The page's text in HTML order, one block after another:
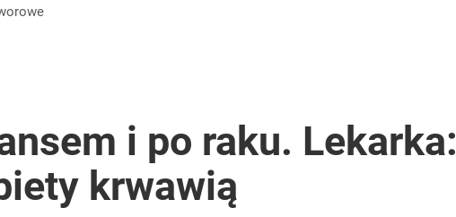
i po raku. Lekarka:
krwawią